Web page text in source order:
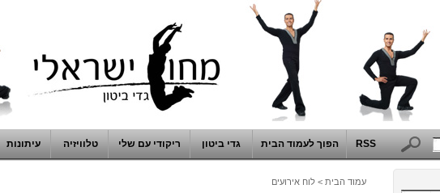
RSS הפוך לעמוד הבית גדי ביטון ריקודי עם שלי טלוויזיה עיתונות
עמוד הבית > לוח אירועים